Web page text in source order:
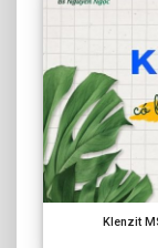
Klenzit